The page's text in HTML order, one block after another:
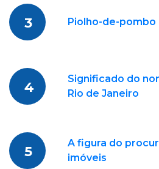
3 Piolho-de-pombo
4
Significado do
Rio de Janeiro
5
A figura do
imóveis